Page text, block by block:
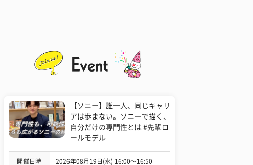
【ソニー】誰一人、同じキャリ
アは歩まない。ソニーで描く、
自分だけの専門性とは #先輩ロ
ールモデル
開催日時 2026年08月19日(水) 16:00〜16:50